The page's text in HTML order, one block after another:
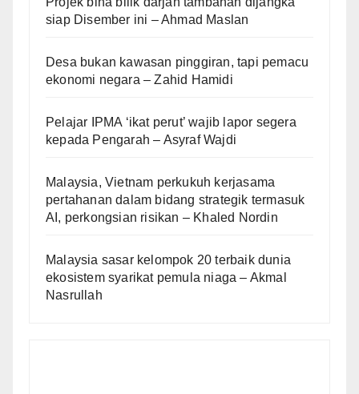
siap Disember ini – Ahmad Maslan
Desa bukan kawasan pinggiran, tapi pemacu
ekonomi negara – Zahid Hamidi
Pelajar IPMA ‘ikat perut’ wajib lapor segera
kepada Pengarah – Asyraf Wajdi
Malaysia, Vietnam perkukuh kerjasama
pertahanan dalam bidang strategik termasuk
AI, perkongsian risikan – Khaled Nordin
Malaysia sasar kelompok 20 terbaik dunia
ekosistem syarikat pemula niaga – Akmal
Nasrullah